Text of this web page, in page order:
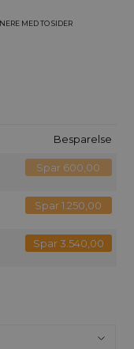
MED TO SIDER
Besparelse
Spar 600,00
Spar 1.250,00
Spar 3.540,00